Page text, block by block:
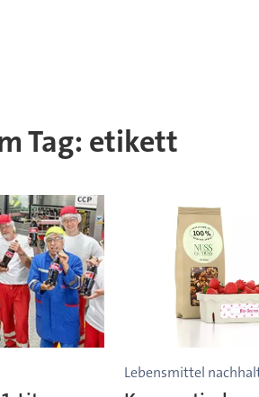
Tag: etikett
Lebensmittel